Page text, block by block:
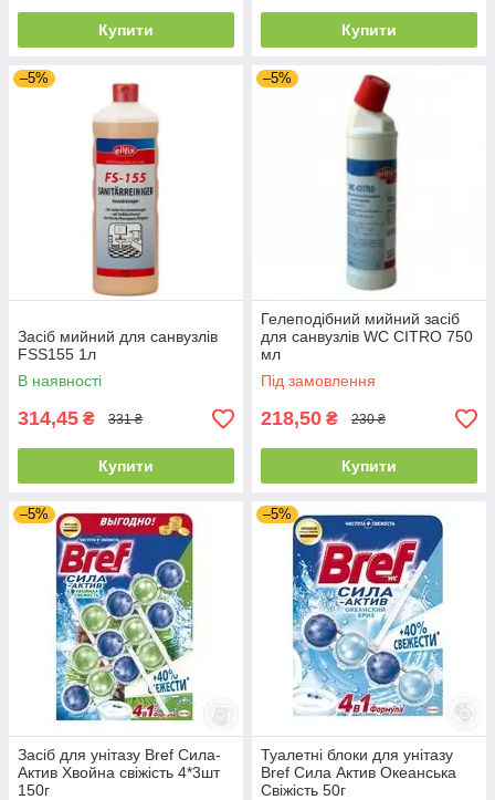
Купити Купити
–5%
Засіб мийний для санвузлів
FSS155 1л
В наявності
314,45 ₴ 331 ₴
Купити
–5%
Гелеподібний мийний засіб
для санвузлів WC CITRO 750
мл
Під замовлення
218,50 ₴ 230 ₴
Купити
–5%
Засіб для унітазу Bref Сила-
Актив Хвойна свіжість 4*3шт
150г
–5%
Туалетні блоки для унітазу
Bref Сила Актив Океанська
Свіжість 50г